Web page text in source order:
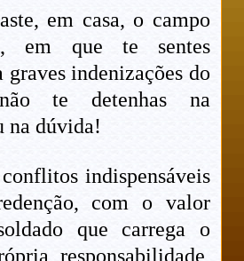
em casa, o campo
em que te sentes
graves indenizações do
te detenhas na
na dúvida!
indispensáveis
com o valor
que carrega o
responsabilidade,